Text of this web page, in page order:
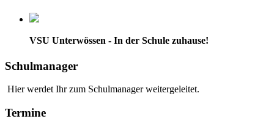
VSU Unterwössen - In der Schule zuhause!
Schulmanager
Hier werdet Ihr zum Schulmanager weitergeleitet.
Termine